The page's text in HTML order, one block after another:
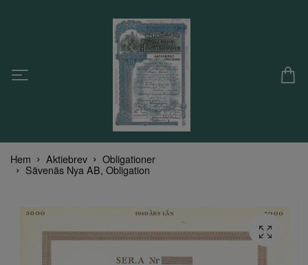
Hem Aktiebrev Obligationer
Sävenäs Nya AB, Obligation